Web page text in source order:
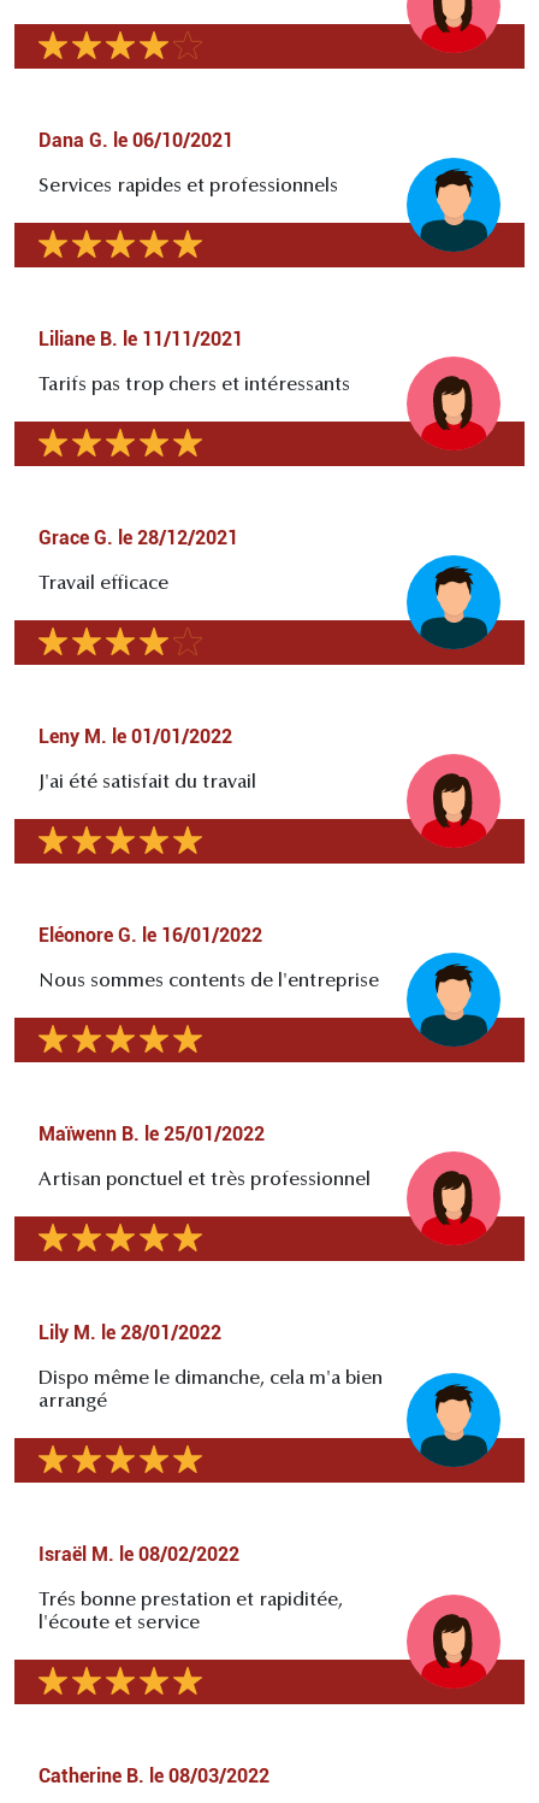
Dana G. le 06/10/2021
Services rapides et professionnels
Liliane B. le 11/11/2021
Tarifs pas trop chers et intéressants
Grace G. le 28/12/2021
Travail efficace
Leny M. le 01/01/2022
J'ai été satisfait du travail
Eléonore G. le 16/01/2022
Nous sommes contents de l'entreprise
Maïwenn B. le 25/01/2022
Artisan ponctuel et très professionnel
Lily M. le 28/01/2022
Dispo même le dimanche, cela m'a bien
arrangé
Israël M. le 08/02/2022
Trés bonne prestation et rapiditée,
l'écoute et service
Catherine B. le 08/03/2022